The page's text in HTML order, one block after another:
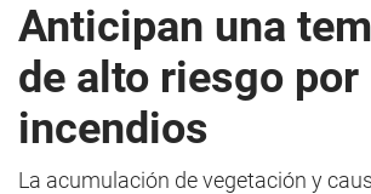
Anticipan una
de alto riesgo por
incendios
La acumulación de vegetación y